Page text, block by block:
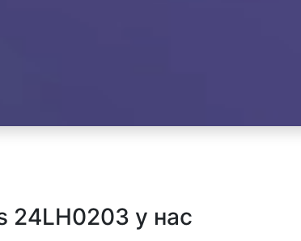
24LH0203 у нас